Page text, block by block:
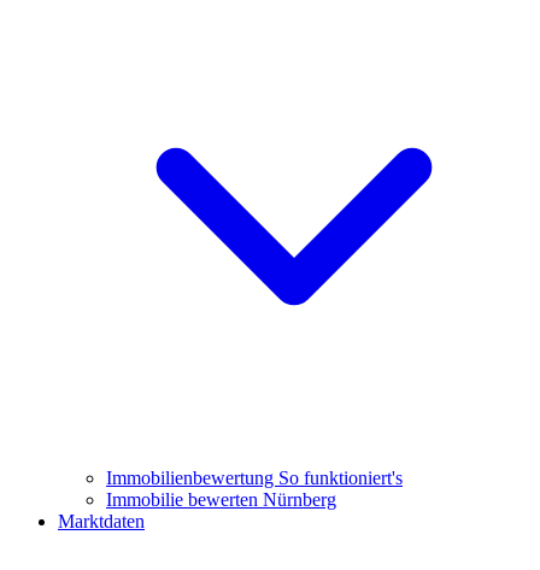
Immobilienbewertung So funktioniert's
Immobilie bewerten Nürnberg
Marktdaten